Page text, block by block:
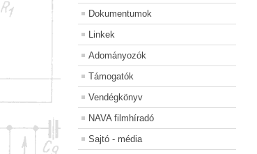
Dokumentumok
Linkek
Adományozók
Támogatók
Vendégkönyv
NAVA filmhíradó
Sajtó - média